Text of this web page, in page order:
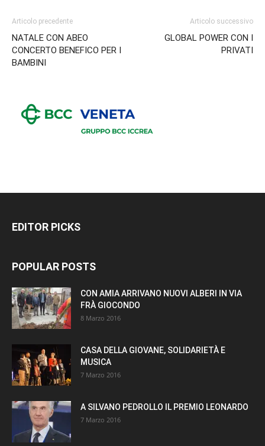
Articolo precedente
NATALE CON ABEO
CONCERTO BENEFICO PER I
BAMBINI
Articolo successivo
GLOBAL POWER CON I
PRIVATI
EDITOR PICKS
POPULAR POSTS
CON AMIA ARRIVANO NUOVI ALBERI IN VIA
FRÀ GIOCONDO
8 Marzo 2016
CASA DELLA GIOVANE, SOLIDARIETÀ E
MUSICA
7 Marzo 2016
A SILVANO PEDROLLO IL PREMIO LEONARDO
7 Marzo 2016